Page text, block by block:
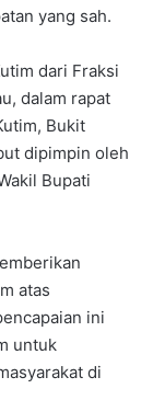
yang sah.
dari Fraksi
dalam rapat
Bukit
dipimpin oleh
Bupati
atas
ini
untuk
di